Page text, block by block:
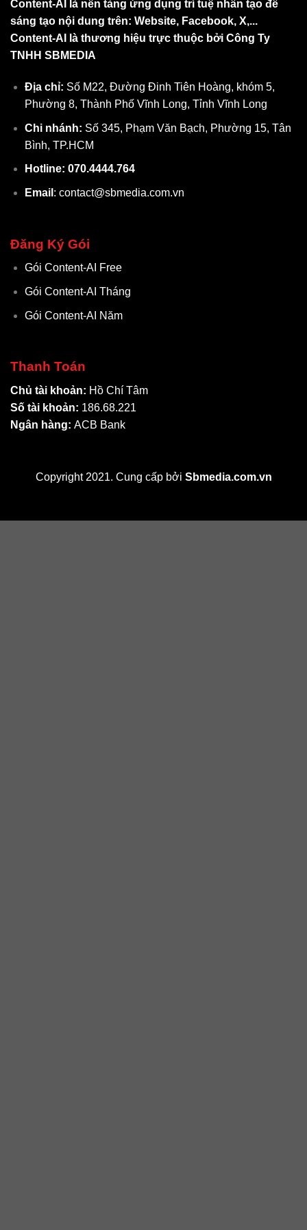
Content-AI là nền tảng ứng dụng trí tuệ nhân tạo để
sáng tạo nội dung trên: Website, Facebook, X,...
Content-AI là thương hiệu trực thuộc bởi Công Ty
TNHH SBMEDIA
Địa chỉ: Số M22, Đường Đinh Tiên Hoàng, khóm 5,
Phường 8, Thành Phố Vĩnh Long, Tỉnh Vĩnh Long
Chi nhánh: Số 345, Phạm Văn Bạch, Phường 15, Tân
Bình, TP.HCM
Hotline: 070.4444.764
Email : contact@sbmedia.com.vn
Đăng Ký Gói
Gói Content-AI Free
Gói Content-AI Tháng
Gói Content-AI Năm
Thanh Toán
Chủ tài khoản: Hồ Chí Tâm
Số tài khoản: 186.68.221
Ngân hàng: ACB Bank
Copyright 2021. Cung cấp bởi Sbmedia.com.vn